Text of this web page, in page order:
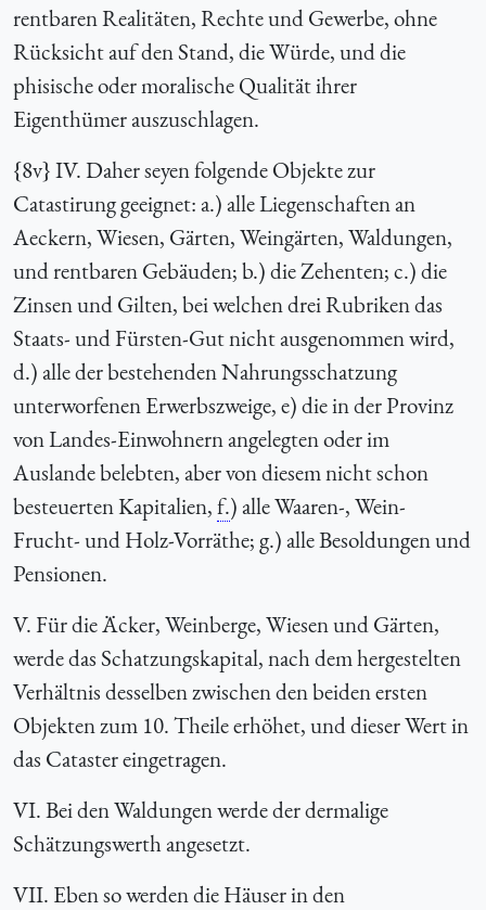
rentbaren Realitäten, Rechte und Gewerbe, ohne
Rücksicht auf den Stand, die Würde, und die
phisische oder moralische Qualität ihrer
Eigenthümer auszuschlagen.
{8v} IV. Daher seyen folgende Objekte zur
Catastirung geeignet: a.) alle Liegenschaften an
Aeckern, Wiesen, Gärten, Weingärten, Waldungen,
und rentbaren Gebäuden; b.) die Zehenten; c.) die
Zinsen und Gilten, bei welchen drei Rubriken das
Staats- und Fürsten-Gut nicht ausgenommen wird,
d.) alle der bestehenden Nahrungsschatzung
unterworfenen Erwerbszweige, e) die in der Provinz
von Landes-Einwohnern angelegten oder im
Auslande belebten, aber von diesem nicht schon
besteuerten Kapitalien,f.) alle Waaren-, Wein-
Frucht- und Holz-Vorräthe; g.) alle Besoldungen und
Pensionen.
V. Für die Äcker, Weinberge, Wiesen und Gärten,
werde das Schatzungskapital, nach dem hergestelten
Verhältnis desselben zwischen den beiden ersten
Objekten zum 10. Theile erhöhet, und dieser Wert in
das Cataster eingetragen.
VI. Bei den Waldungen werde der dermalige
Schätzungswerth angesetzt.
VII. Eben so werden die Häuser in den